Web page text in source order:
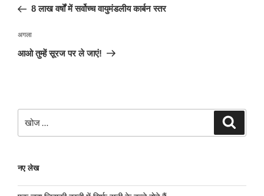
पोस्ट:8 लाख वर्षों में सर्वोच्च वायुमंडलीय कार्बन स्तर
अगली
पोस्ट
अगला
आओ तुम्हें सूरज पर ले जाएं!
नए लेख